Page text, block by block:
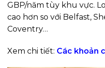
GBP/năm tùy khu vực.
cao hơn so với Belfast,
Coventry…
Xem chi tiết: Các khoản